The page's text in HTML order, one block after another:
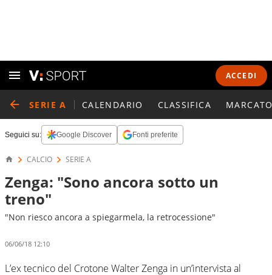
ACCEDI
SERIE A CALENDARIO CLASSIFICA
Seguici su: Google Discover Fonti preferite
CALCIO SERIE A
Zenga: "Sono ancora sotto un
treno"
"Non riesco ancora a spiegarmela, la retrocessione"
06/06/18 12:10
L’ex tecnico del Crotone Walter Zenga in un’intervista al